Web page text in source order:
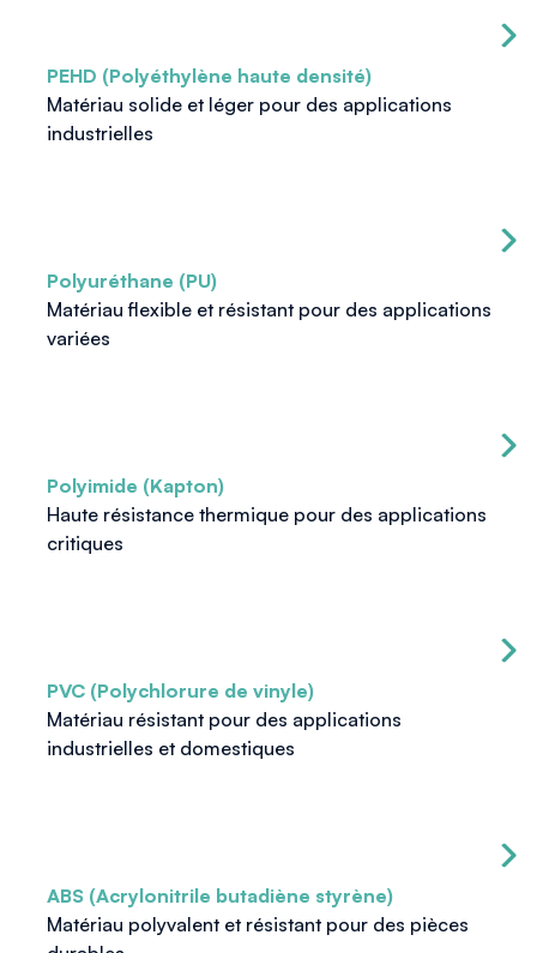
PEHD (Polyéthylène haute densité)
Matériau solide et léger pour des applications
industrielles
Polyuréthane (PU)
Matériau flexible et résistant pour des applications
variées
Polyimide (Kapton)
Haute résistance thermique pour des applications
critiques
PVC (Polychlorure de vinyle)
Matériau résistant pour des applications
industrielles et domestiques
ABS (Acrylonitrile butadiène styrène)
Matériau polyvalent et résistant pour des pièces